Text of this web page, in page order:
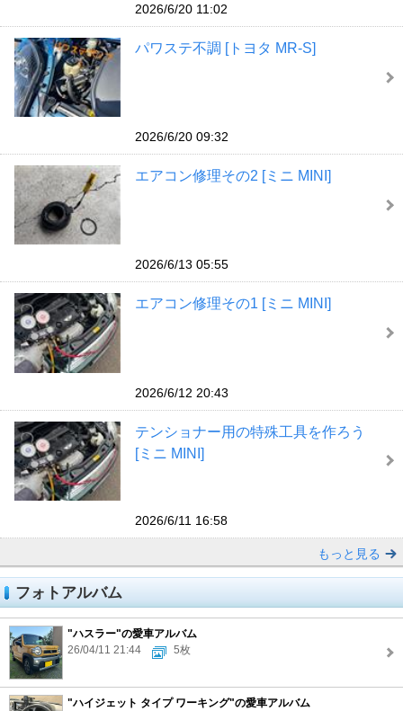
2026/6/20 11:02
パワステ不調 [トヨタ MR-S]
2026/6/20 09:32
エアコン修理その2 [ミニ MINI]
2026/6/13 05:55
エアコン修理その1 [ミニ MINI]
2026/6/12 20:43
テンショナー用の特殊工具を作ろう
[ミニ MINI]
2026/6/11 16:58
もっと見る
フォトアルバム
"ハスラー"の愛車アルバム
26/04/11 21:44
5枚
"ハイジェット タイプ ワーキング"の愛車アルバム